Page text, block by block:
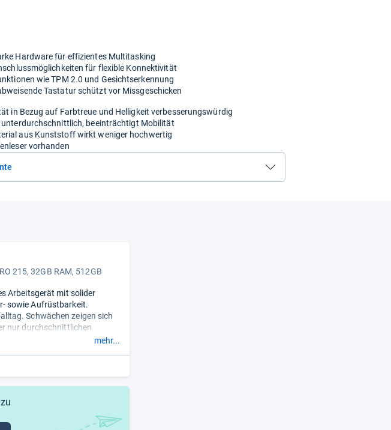
Hardware für effizientes Multitasking
für flexible Konnektivität
wie TPM 2.0 und Gesichtserkennung
Tastatur schützt vor Missgeschicken
in Bezug auf Farbtreue und Helligkeit verbesserungswürdig
beeinträchtigt Mobilität
aus Kunststoff wirkt weniger hochwertig
vorhanden
215, 32GB RAM, 512GB
Arbeitsgerät mit solider
sowie Aufrüstbarkeit.
Schwächen zeigen sich
nur durchschnittlichen
mehr...